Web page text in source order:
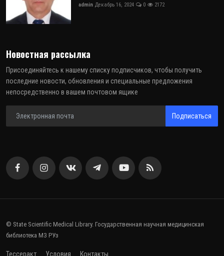
admin Декабрь 16, 2024 0 2172
Новостная рассылка
Присоединяйтесь к нашему списку подписчиков, чтобы получить
последние новости, обновления и специальные предложения
непосредственно в вашем почтовом ящике
Подписаться
© State Scientific Medical Library. Государственная научная медицинская
библиотека МЗ РУз
Тессеракт Условия Контакты